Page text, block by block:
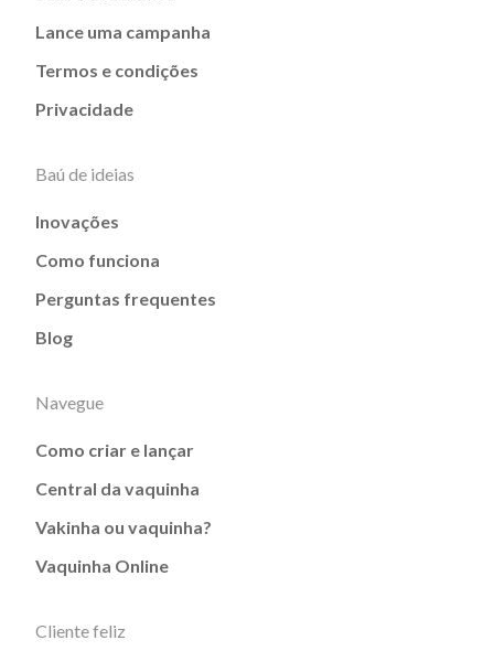
Lance uma campanha
Termos e condições
Privacidade
Baú de ideias
Inovações
Como funciona
Perguntas frequentes
Blog
Navegue
Como criar e lançar
Central da vaquinha
Vakinha ou vaquinha?
Vaquinha Online
Cliente feliz